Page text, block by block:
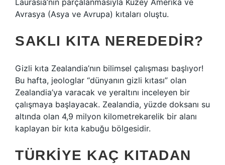
Laurasia’nın parçalanmasıyla Kuzey Amerika ve
Avrasya (Asya ve Avrupa) kıtaları oluştu.
SAKLI KITA NEREDEDIR?
Gizli kıta Zealandia’nın bilimsel çalışması başlıyor!
Bu hafta, jeologlar “dünyanın gizli kıtası” olan
Zealandia’ya varacak ve yeraltını inceleyen bir
çalışmaya başlayacak. Zealandia, yüzde doksanı su
altında olan 4,9 milyon kilometrekarelik bir alanı
kaplayan bir kıta kabuğu bölgesidir.
TÜRKIYE KAÇ KITADAN